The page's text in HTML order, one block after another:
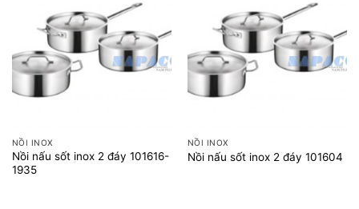
NỒI INOX
Nồi nấu sốt inox 2 đáy 101616-
1935
NỒI INOX
Nồi nấu sốt inox 2 đáy 101604